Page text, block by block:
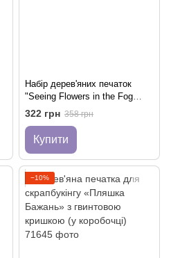
Набір дерев'яних печаток
"Seeing Flowers in the Fog
Stamp"
322 грн 358 грн
Купити
−10%